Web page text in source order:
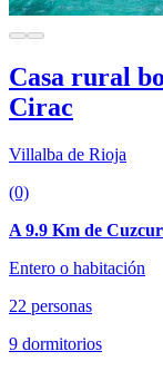
Casa rural
Cirac
Villalba de Rioja
(0)
A 9.9 Km de
Entero o habitación
22 personas
9 dormitorios